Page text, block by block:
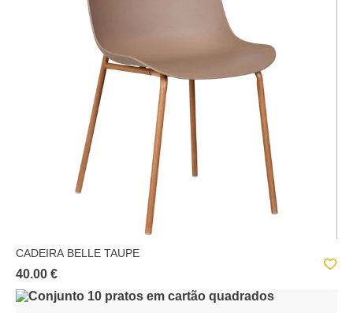
CADEIRA BELLE TAUPE
40.00 €